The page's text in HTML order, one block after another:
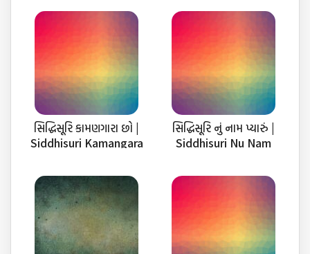
સિદ્ધિસૂરિ કામણગારા છો |
Siddhisuri Kamangara
સિદ્ધિસૂરિ નું નામ પ્યારું |
Siddhisuri Nu Nam